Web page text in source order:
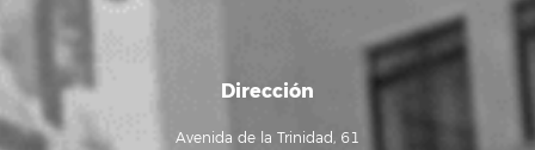
Dirección
Avenida de la Trinidad, 61